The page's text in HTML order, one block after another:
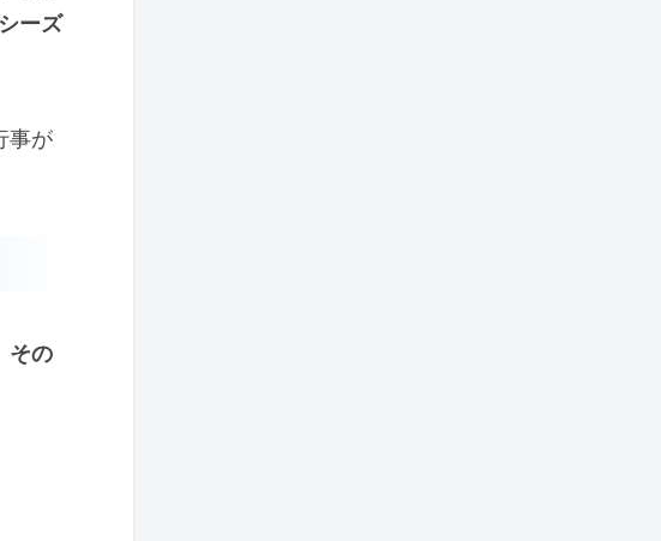
ーズ
事が
その